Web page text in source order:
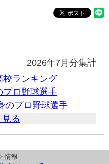
2026年7月分集計
校ランキング
プロ野球選手
のプロ野球選手
見る
情報